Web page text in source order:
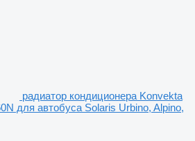
радиатор кондиционера Konvekta
для автобуса Solaris Urbino, Alpino,